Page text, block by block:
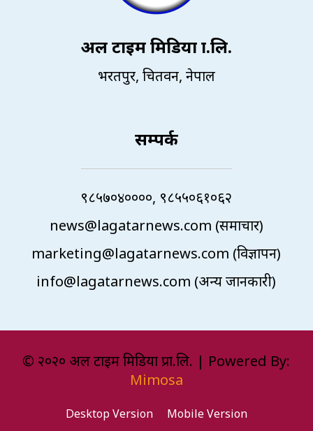
अल टाइम मिडिया प्रा.लि.
भरतपुर, चितवन, नेपाल
सम्पर्क
९८५७०४००००, ९८५५०६१०६२
news@lagatarnews.com (समाचार)
marketing@lagatarnews.com (विज्ञापन)
info@lagatarnews.com (अन्य जानकारी)
© २०२० अल टाइम मिडिया प्रा.लि. | Powered By:
Mimosa
Desktop Version Mobile Version